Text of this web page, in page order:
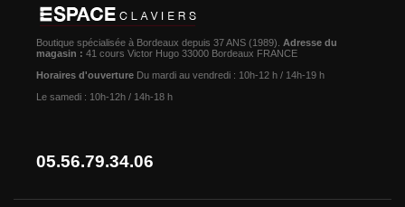
Boutique spécialisée à Bordeaux depuis 37 ANS (1989). Adresse du
magasin : 41 cours Victor Hugo 33000 Bordeaux FRANCE
Horaires d'ouverture Du mardi au vendredi : 10h-12 h / 14h-19 h
Le samedi : 10h-12h / 14h-18 h
05.56.79.34.06